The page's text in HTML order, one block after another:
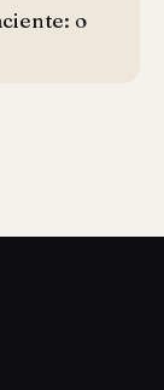
o